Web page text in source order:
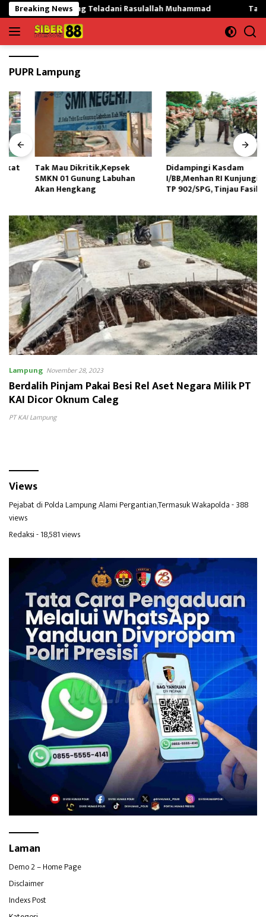
Langsung
ke
konten
Breaking NewsTeladani Rasulallah Muhammad Tak Mau
PUPR Lampung
Tak Mau Dikritik,Kepsek
SMKN 01 Gunung Labuhan
Akan Hengkang
Didampingi Kasdam
I/BB,Menhan RI Kunjungi Yonif
TP 902/SPG, Tinjau Fasilitas
Lampung November 28, 2023
Berdalih Pinjam Pakai Besi Rel Aset Negara Milik PT
KAI Dicor Oknum Caleg
PT KAI Lampung
Views
Pejabat di Polda Lampung Alami Pergantian,Termasuk Wakapolda- 388
views
Redaksi- 18,581 views
Laman
Demo 2 – Home Page
Disclaimer
Indexs Post